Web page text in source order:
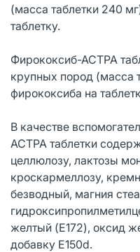
(масса таблетки 240
таблетку.
Фирококсиб-АСТРА
крупных пород (масса
фирококсиба на
В качестве
АСТРА таблетки
целлюлозу, лактозы
кроскармеллозу,
безводный, магния
желтый (E172), оксид
добавку E150d.